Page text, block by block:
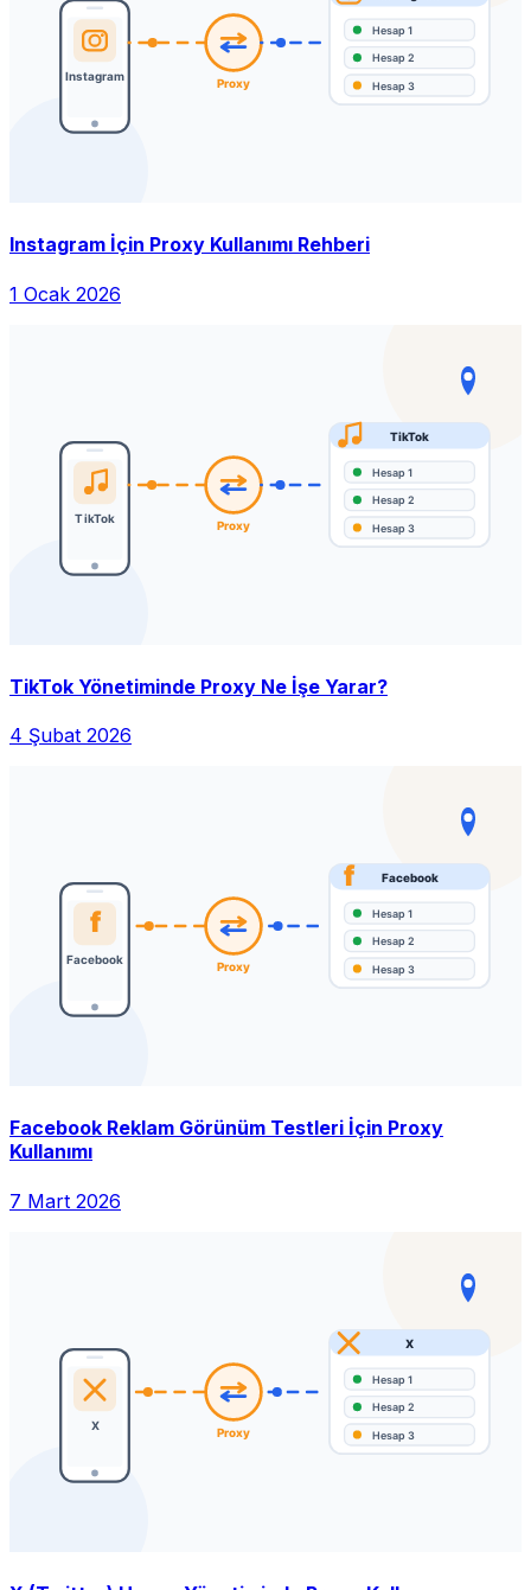
Instagram İçin Proxy Kullanımı Rehberi
1 Ocak 2026
TikTok Yönetiminde Proxy Ne İşe Yarar?
4 Şubat 2026
Facebook Reklam Görünüm Testleri İçin Proxy
Kullanımı
7 Mart 2026